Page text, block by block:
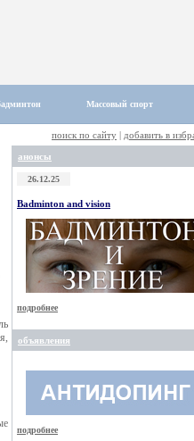
Массовый спорт
поиск по сайту | добавить в
анонсы
26.12.25
Badminton and vision
подробнее
объявления
подробнее